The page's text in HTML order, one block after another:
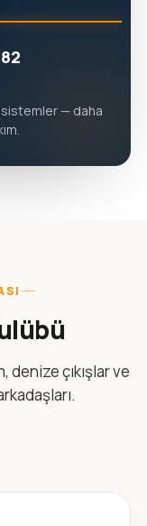
sistemler — daha
denize çıkışlar ve